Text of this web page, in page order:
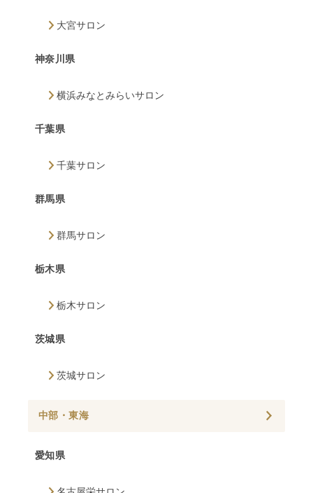
大宮サロン
神奈川県
横浜みなとみらいサロン
千葉県
千葉サロン
群馬県
群馬サロン
栃木県
栃木サロン
茨城県
茨城サロン
中部・東海
愛知県